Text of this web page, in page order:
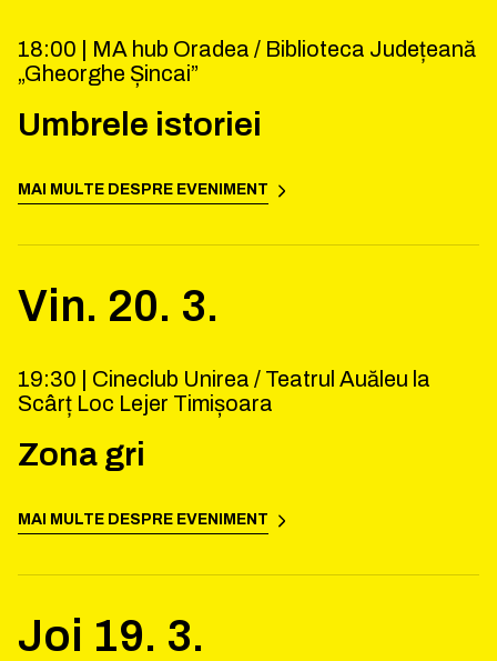
18:00 | MA hub Oradea / Biblioteca Județeană
„Gheorghe Șincai”
Umbrele istoriei
MAI MULTE DESPRE EVENIMENT
Vin. 20. 3.
19:30 | Cineclub Unirea / Teatrul Auăleu la
Scârț Loc Lejer Timișoara
Zona gri
MAI MULTE DESPRE EVENIMENT
Joi 19. 3.